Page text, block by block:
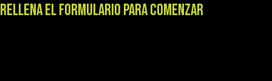
RELLENA EL FORMULARIO PARA COMENZAR